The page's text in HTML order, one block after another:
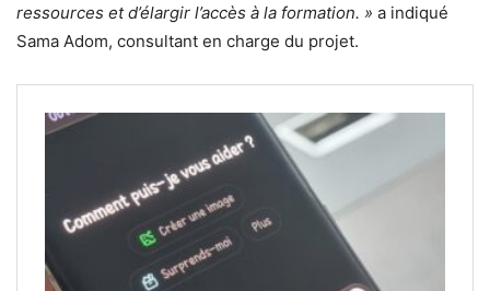
ressources et d’élargir l’accès à la formation. » a indiqué
Sama Adom, consultant en charge du projet.